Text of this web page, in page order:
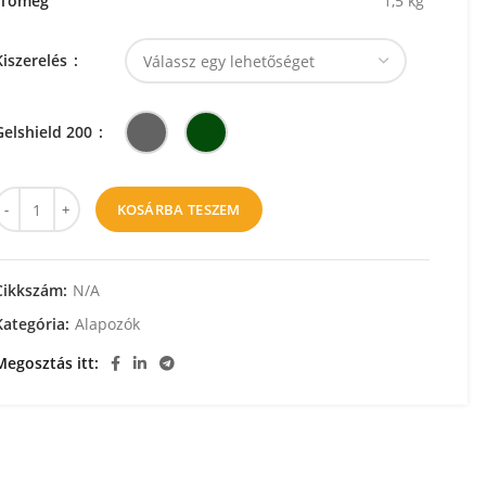
200
KOSÁRBA TESZEM
N/A
Alapozók
itt